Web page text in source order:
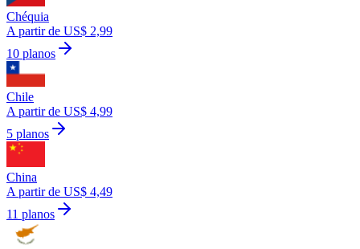
Chéquia
A partir de US$ 2,99
10 planos
Chile
A partir de US$ 4,99
5 planos
China
A partir de US$ 4,49
11 planos